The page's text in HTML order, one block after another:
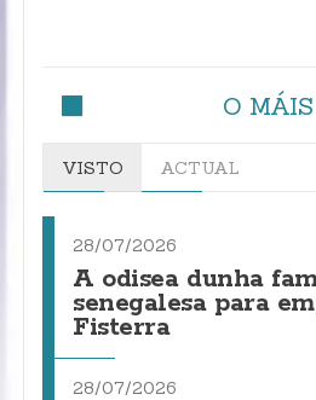
O MÁIS
VISTO ACTUAL
28/07/2026
A odisea dunha
senegalesa para
Fisterra
28/07/2026